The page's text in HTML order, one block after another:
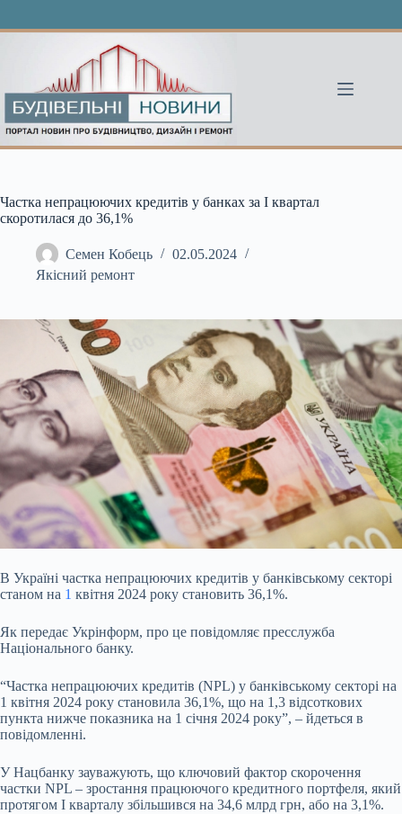
Частка непрацюючих кредитів у банках за І квартал
скоротилася до 36,1%
Семен Кобець
02.05.2024
Якісний ремонт
В Україні частка непрацюючих кредитів у банківському секторі
станом на 1 квітня 2024 року становить 36,1%.
Як передає Укрінформ, про це повідомляє пресслужба
Національного банку.
“Частка непрацюючих кредитів (NPL) у банківському секторі на
1 квітня 2024 року становила 36,1%, що на 1,3 відсоткових
пункта нижче показника на 1 січня 2024 року”, – йдеться в
повідомленні.
У Нацбанку зауважують, що ключовий фактор скорочення
частки NPL – зростання працюючого кредитного портфеля, який
протягом І кварталу збільшився на 34,6 млрд грн, або на 3,1%.